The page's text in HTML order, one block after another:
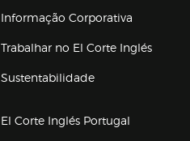
Informação Corporativa
Trabalhar no El Corte Inglés(abre
Sustentabilidade
El Corte Inglés Portugal
Enlaces de grupo el corte inglés